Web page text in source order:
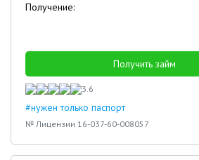
Получение:
Получить займ
3.6
#нужен только паспорт
№ Лицензии 16-037-60-008057